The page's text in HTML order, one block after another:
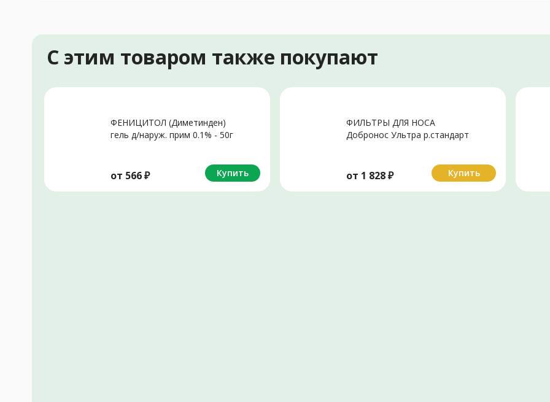
С этим товаром также покупают
ФЕНИЦИТОЛ (Диметинден)
гель д/наруж. прим 0.1% - 50г
от 566₽ Купить
ФИЛЬТРЫ ДЛЯ НОСА
Добронос Ультра р.стандарт
от 1 828₽ Купить